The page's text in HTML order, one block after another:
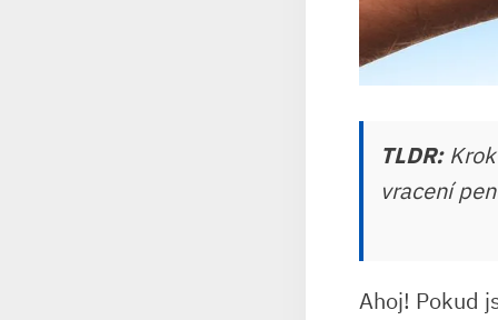
TLDR:Krok
vracení
Ahoj! Pokud